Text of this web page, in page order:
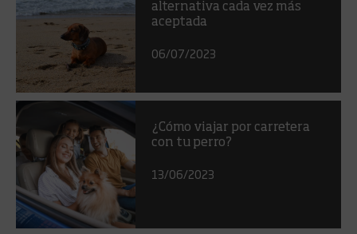
alternativa cada vez más
aceptada
06/07/2023
¿Cómo viajar por carretera
con tu perro?
13/06/2023